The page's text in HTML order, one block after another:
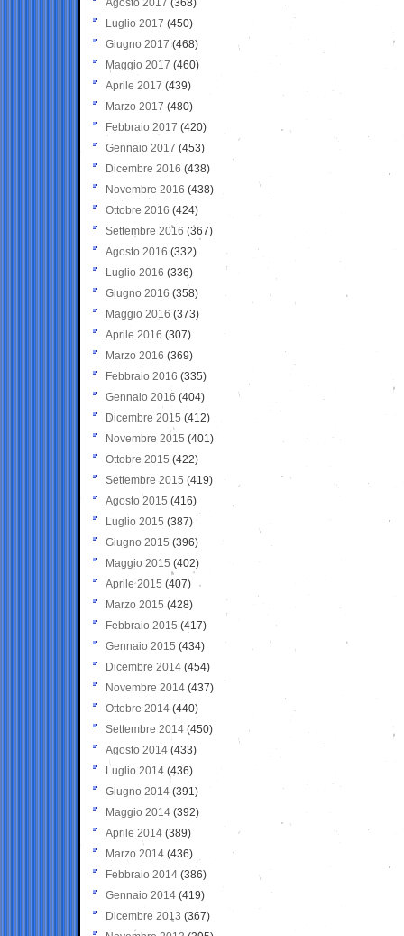
Agosto 2017 (368)
Luglio 2017 (450)
Giugno 2017 (468)
Maggio 2017 (460)
Aprile 2017 (439)
Marzo 2017 (480)
Febbraio 2017 (420)
Gennaio 2017 (453)
Dicembre 2016 (438)
Novembre 2016 (438)
Ottobre 2016 (424)
Settembre 2016 (367)
Agosto 2016 (332)
Luglio 2016 (336)
Giugno 2016 (358)
Maggio 2016 (373)
Aprile 2016 (307)
Marzo 2016 (369)
Febbraio 2016 (335)
Gennaio 2016 (404)
Dicembre 2015 (412)
Novembre 2015 (401)
Ottobre 2015 (422)
Settembre 2015 (419)
Agosto 2015 (416)
Luglio 2015 (387)
Giugno 2015 (396)
Maggio 2015 (402)
Aprile 2015 (407)
Marzo 2015 (428)
Febbraio 2015 (417)
Gennaio 2015 (434)
Dicembre 2014 (454)
Novembre 2014 (437)
Ottobre 2014 (440)
Settembre 2014 (450)
Agosto 2014 (433)
Luglio 2014 (436)
Giugno 2014 (391)
Maggio 2014 (392)
Aprile 2014 (389)
Marzo 2014 (436)
Febbraio 2014 (386)
Gennaio 2014 (419)
Dicembre 2013 (367)